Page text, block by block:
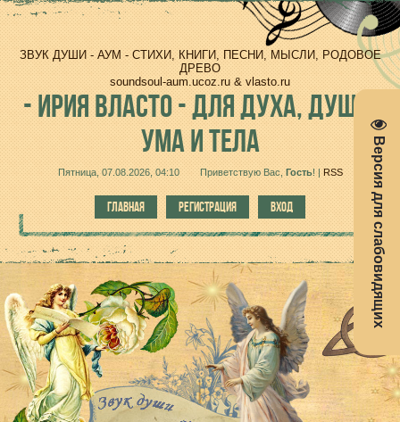
Версия для слабовидящих
ЗВУК ДУШИ - АУМ - СТИХИ, КНИГИ, ПЕСНИ, МЫСЛИ, РОДОВОЕ
ДРЕВО
soundsoul-aum.ucoz.ru & vlasto.ru
-ИРИЯ ВЛАСТО - ДЛЯ ДУХА, ДУШИ,
УМА И ТЕЛА
Пятница, 07.08.2026, 04:10 Приветствую Вас Гость!| RSS
ГЛАВНАЯ РЕГИСТРАЦИЯ ВХОД